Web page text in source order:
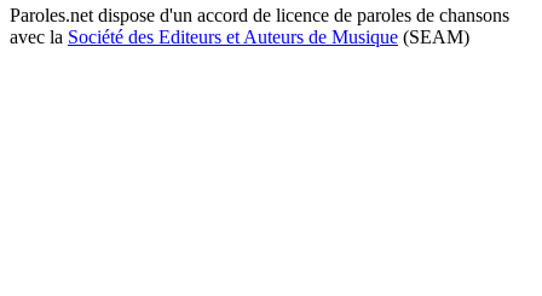
Paroles.net dispose d'un accord de licence de paroles de chansons
avec la Société des Editeurs et Auteurs de Musique (SEAM)